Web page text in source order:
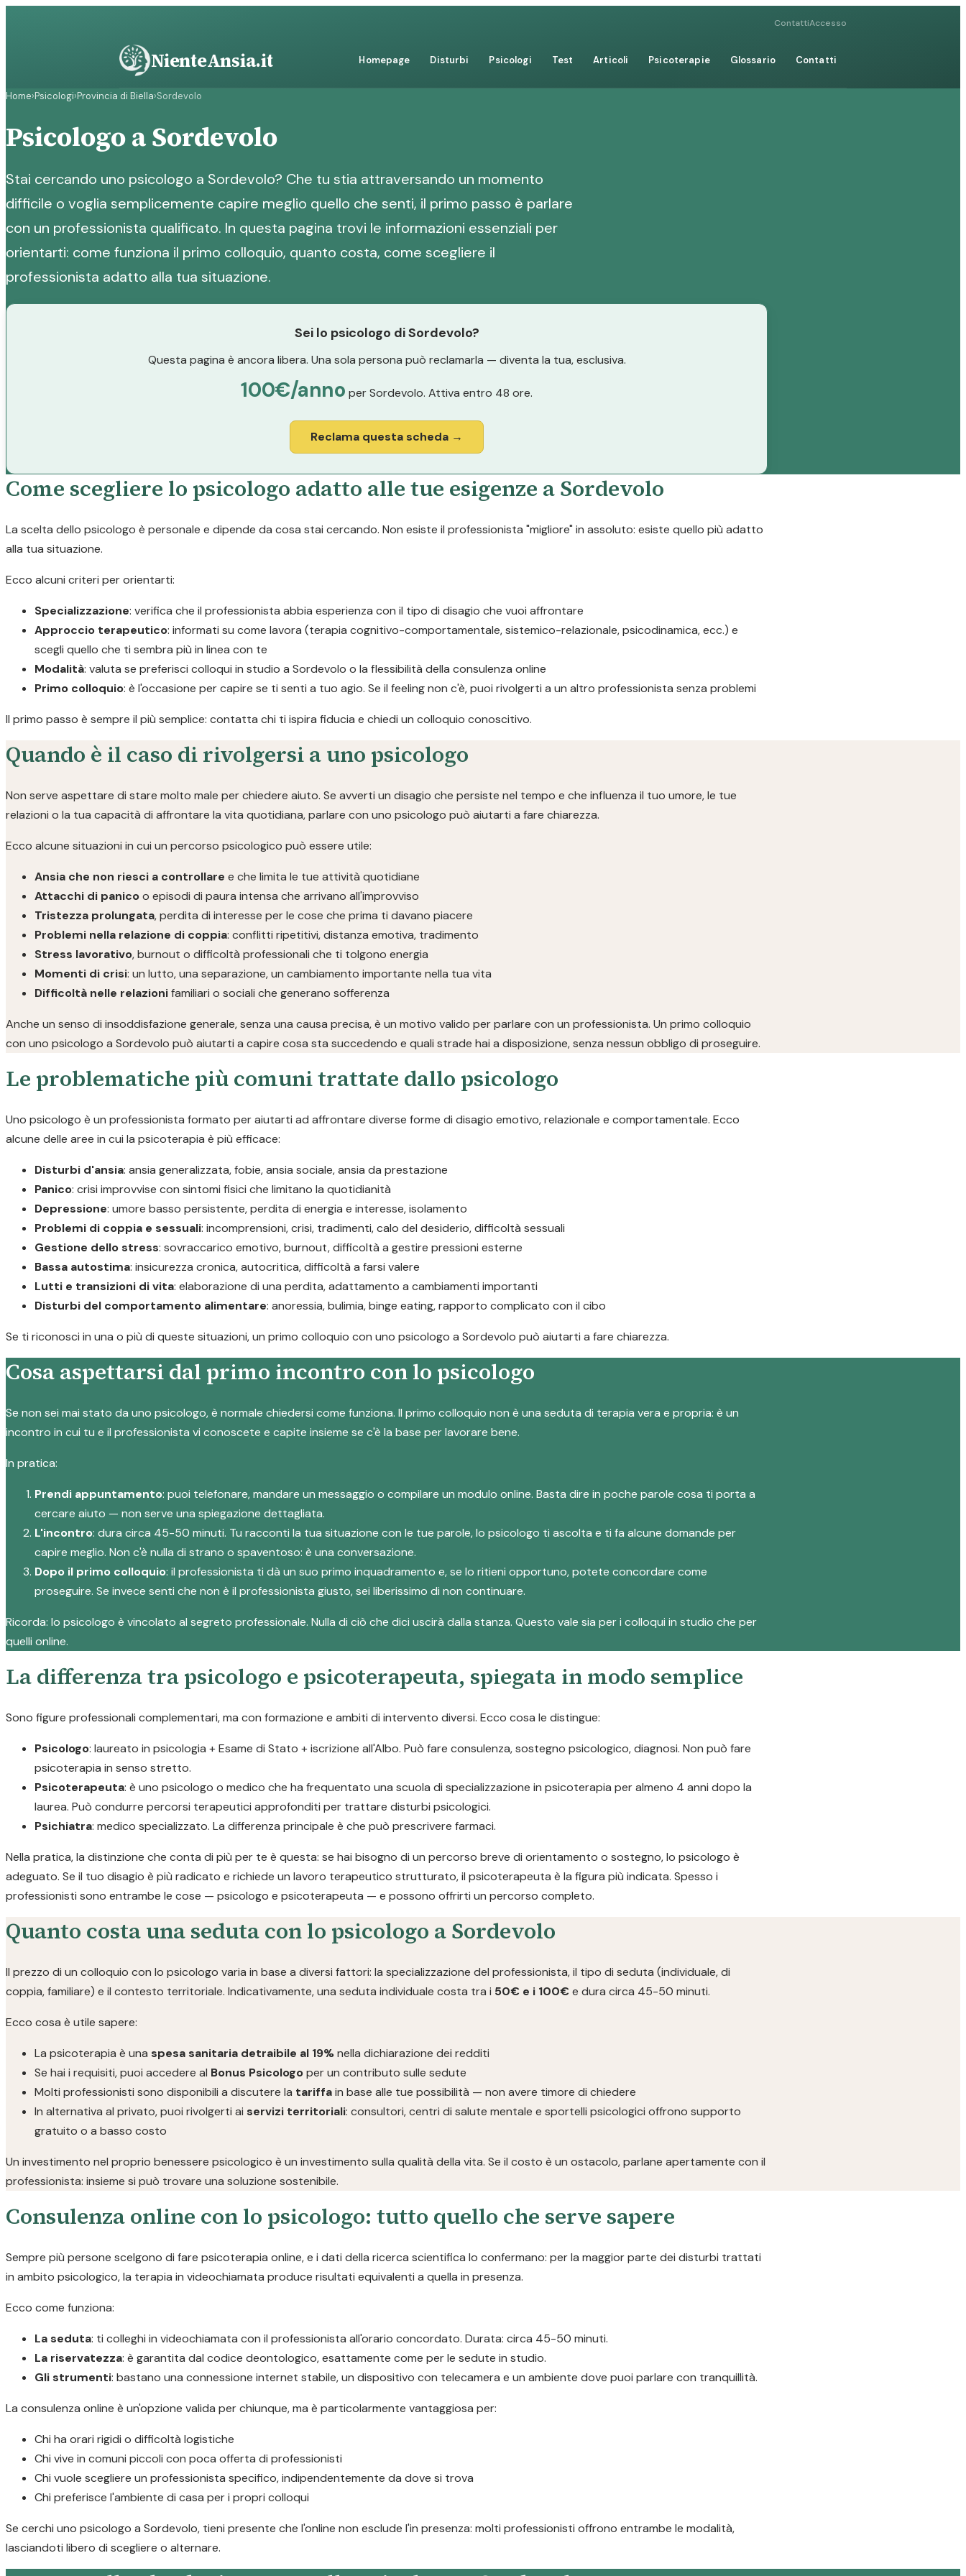
ContattiAccesso
NienteAnsia.it Homepage Disturbi Psicologi Test Articoli Psicoterapie Glossario Contatti
Home›Psicologi›Provincia di Biella›Sordevolo
Psicologo a Sordevolo
Stai cercando uno psicologo a Sordevolo? Che tu stia attraversando un momento
difficile o voglia semplicemente capire meglio quello che senti, il primo passo è parlare
con un professionista qualificato. In questa pagina trovi le informazioni essenziali per
orientarti: come funziona il primo colloquio, quanto costa, come scegliere il
professionista adatto alla tua situazione.
Sei lo psicologo di Sordevolo?
Questa pagina è ancora libera. Una sola persona può reclamarla — diventa la tua, esclusiva.
100€/anno per Sordevolo. Attiva entro 48 ore.
Reclama questa scheda →
Come scegliere lo psicologo adatto alle tue esigenze a Sordevolo
La scelta dello psicologo è personale e dipende da cosa stai cercando. Non esiste il professionista "migliore" in assoluto: esiste quello più adatto
alla tua situazione.
Ecco alcuni criteri per orientarti:
Specializzazione: verifica che il professionista abbia esperienza con il tipo di disagio che vuoi affrontare
Approccio terapeutico: informati su come lavora (terapia cognitivo-comportamentale, sistemico-relazionale, psicodinamica, ecc.) e
scegli quello che ti sembra più in linea con te
Modalità: valuta se preferisci colloqui in studio a Sordevolo o la flessibilità della consulenza online
Primo colloquio: è l'occasione per capire se ti senti a tuo agio. Se il feeling non c'è, puoi rivolgerti a un altro professionista senza problemi
Il primo passo è sempre il più semplice: contatta chi ti ispira fiducia e chiedi un colloquio conoscitivo.
Quando è il caso di rivolgersi a uno psicologo
Non serve aspettare di stare molto male per chiedere aiuto. Se avverti un disagio che persiste nel tempo e che influenza il tuo umore, le tue
relazioni o la tua capacità di affrontare la vita quotidiana, parlare con uno psicologo può aiutarti a fare chiarezza.
Ecco alcune situazioni in cui un percorso psicologico può essere utile:
Ansia che non riesci a controllare e che limita le tue attività quotidiane
Attacchi di panicoo episodi di paura intensa che arrivano all'improvviso
Tristezza prolungata, perdita di interesse per le cose che prima ti davano piacere
Problemi nella relazione di coppia: conflitti ripetitivi, distanza emotiva, tradimento
Stress lavorativo, burnout o difficoltà professionali che ti tolgono energia
Momenti di crisi: un lutto, una separazione, un cambiamento importante nella tua vita
Difficoltà nelle relazionifamiliari o sociali che generano sofferenza
Anche un senso di insoddisfazione generale, senza una causa precisa, è un motivo valido per parlare con un professionista. Un primo colloquio
con uno psicologo a Sordevolo può aiutarti a capire cosa sta succedendo e quali strade hai a disposizione, senza nessun obbligo di proseguire.
Le problematiche più comuni trattate dallo psicologo
Uno psicologo è un professionista formato per aiutarti ad affrontare diverse forme di disagio emotivo, relazionale e comportamentale. Ecco
alcune delle aree in cui la psicoterapia è più efficace:
Disturbi d'ansia: ansia generalizzata, fobie, ansia sociale, ansia da prestazione
Panico: crisi improvvise con sintomi fisici che limitano la quotidianità
Depressione: umore basso persistente, perdita di energia e interesse, isolamento
Problemi di coppia e sessuali: incomprensioni, crisi, tradimenti, calo del desiderio, difficoltà sessuali
Gestione dello stress: sovraccarico emotivo, burnout, difficoltà a gestire pressioni esterne
Bassa autostima: insicurezza cronica, autocritica, difficoltà a farsi valere
Lutti e transizioni di vita: elaborazione di una perdita, adattamento a cambiamenti importanti
Disturbi del comportamento alimentare: anoressia, bulimia, binge eating, rapporto complicato con il cibo
Se ti riconosci in una o più di queste situazioni, un primo colloquio con uno psicologo a Sordevolo può aiutarti a fare chiarezza.
Cosa aspettarsi dal primo incontro con lo psicologo
Se non sei mai stato da uno psicologo, è normale chiedersi come funziona. Il primo colloquio non è una seduta di terapia vera e propria: è un
incontro in cui tu e il professionista vi conoscete e capite insieme se c'è la base per lavorare bene.
In pratica:
Prendi appuntamento: puoi telefonare, mandare un messaggio o compilare un modulo online. Basta dire in poche parole cosa ti porta a
cercare aiuto — non serve una spiegazione dettagliata.
L'incontro: dura circa 45-50 minuti. Tu racconti la tua situazione con le tue parole, lo psicologo ti ascolta e ti fa alcune domande per
capire meglio. Non c'è nulla di strano o spaventoso: è una conversazione.
Dopo il primo colloquio: il professionista ti dà un suo primo inquadramento e, se lo ritieni opportuno, potete concordare come
proseguire. Se invece senti che non è il professionista giusto, sei liberissimo di non continuare.
Ricorda: lo psicologo è vincolato al segreto professionale. Nulla di ciò che dici uscirà dalla stanza. Questo vale sia per i colloqui in studio che per
quelli online.
La differenza tra psicologo e psicoterapeuta, spiegata in modo semplice
Sono figure professionali complementari, ma con formazione e ambiti di intervento diversi. Ecco cosa le distingue:
Psicologo: laureato in psicologia + Esame di Stato + iscrizione all'Albo. Può fare consulenza, sostegno psicologico, diagnosi. Non può fare
psicoterapia in senso stretto.
Psicoterapeuta: è uno psicologo o medico che ha frequentato una scuola di specializzazione in psicoterapia per almeno 4 anni dopo la
laurea. Può condurre percorsi terapeutici approfonditi per trattare disturbi psicologici.
Psichiatra: medico specializzato. La differenza principale è che può prescrivere farmaci.
Nella pratica, la distinzione che conta di più per te è questa: se hai bisogno di un percorso breve di orientamento o sostegno, lo psicologo è
adeguato. Se il tuo disagio è più radicato e richiede un lavoro terapeutico strutturato, il psicoterapeuta è la figura più indicata. Spesso i
professionisti sono entrambe le cose — psicologo e psicoterapeuta — e possono offrirti un percorso completo.
Quanto costa una seduta con lo psicologo a Sordevolo
Il prezzo di un colloquio con lo psicologo varia in base a diversi fattori: la specializzazione del professionista, il tipo di seduta (individuale, di
coppia, familiare) e il contesto territoriale. Indicativamente, una seduta individuale costa tra i 50€ e i 100€ e dura circa 45-50 minuti.
Ecco cosa è utile sapere:
La psicoterapia è una spesa sanitaria detraibile al 19%nella dichiarazione dei redditi
Se hai i requisiti, puoi accedere al Bonus Psicologoper un contributo sulle sedute
Molti professionisti sono disponibili a discutere la tariffain base alle tue possibilità — non avere timore di chiedere
In alternativa al privato, puoi rivolgerti ai servizi territoriali: consultori, centri di salute mentale e sportelli psicologici offrono supporto
gratuito o a basso costo
Un investimento nel proprio benessere psicologico è un investimento sulla qualità della vita. Se il costo è un ostacolo, parlane apertamente con il
professionista: insieme si può trovare una soluzione sostenibile.
Consulenza online con lo psicologo: tutto quello che serve sapere
Sempre più persone scelgono di fare psicoterapia online, e i dati della ricerca scientifica lo confermano: per la maggior parte dei disturbi trattati
in ambito psicologico, la terapia in videochiamata produce risultati equivalenti a quella in presenza.
Ecco come funziona:
La seduta: ti colleghi in videochiamata con il professionista all'orario concordato. Durata: circa 45-50 minuti.
La riservatezza: è garantita dal codice deontologico, esattamente come per le sedute in studio.
Gli strumenti: bastano una connessione internet stabile, un dispositivo con telecamera e un ambiente dove puoi parlare con tranquillità.
La consulenza online è un'opzione valida per chiunque, ma è particolarmente vantaggiosa per:
Chi ha orari rigidi o difficoltà logistiche
Chi vive in comuni piccoli con poca offerta di professionisti
Chi vuole scegliere un professionista specifico, indipendentemente da dove si trova
Chi preferisce l'ambiente di casa per i propri colloqui
Se cerchi uno psicologo a Sordevolo, tieni presente che l'online non esclude l'in presenza: molti professionisti offrono entrambe le modalità,
lasciandoti libero di scegliere o alternare.